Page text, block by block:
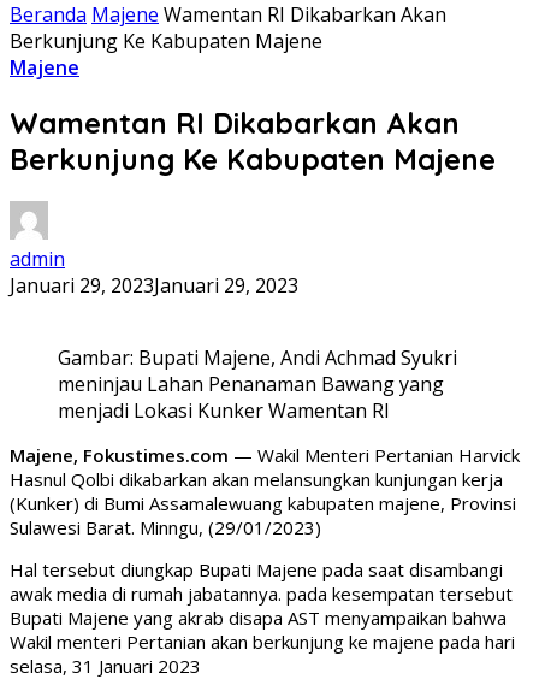
Beranda Majene Wamentan RI Dikabarkan Akan
Berkunjung Ke Kabupaten Majene
Majene
Wamentan RI Dikabarkan Akan
Berkunjung Ke Kabupaten Majene
admin
Januari 29, 2023Januari 29, 2023
Gambar: Bupati Majene, Andi Achmad Syukri
meninjau Lahan Penanaman Bawang yang
menjadi Lokasi Kunker Wamentan RI
Majene, Fokustimes.com — Wakil Menteri Pertanian Harvick
Hasnul Qolbi dikabarkan akan melansungkan kunjungan kerja
(Kunker) di Bumi Assamalewuang kabupaten majene, Provinsi
Sulawesi Barat. Minngu, (29/01/2023)
Hal tersebut diungkap Bupati Majene pada saat disambangi
awak media di rumah jabatannya. pada kesempatan tersebut
Bupati Majene yang akrab disapa AST menyampaikan bahwa
Wakil menteri Pertanian akan berkunjung ke majene pada hari
selasa, 31 Januari 2023